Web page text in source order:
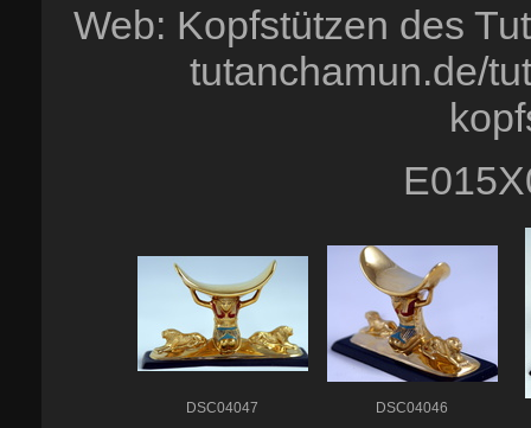
Web: Kopfstützen des
tutanchamun.de/
DSC04047 DSC04046